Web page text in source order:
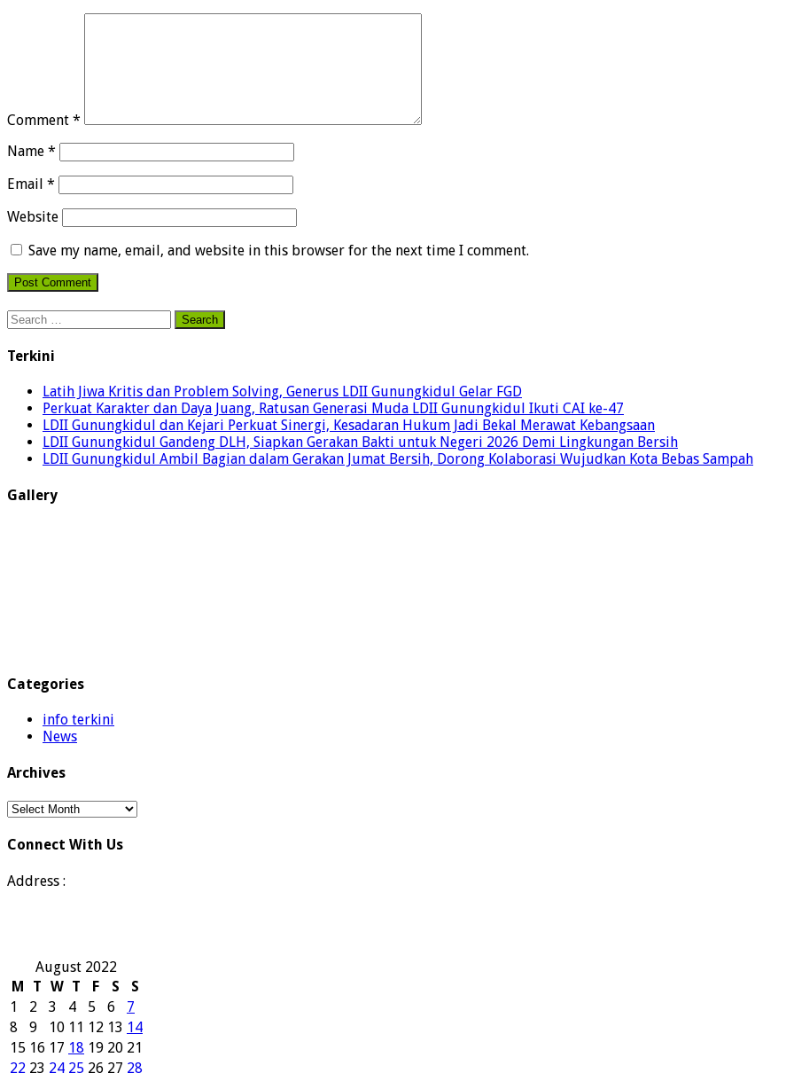
Comment *
Name *
Email *
Website
Save my name, email, and website in this browser for the next time I comment.
Search
for:
Terkini
Latih Jiwa Kritis dan Problem Solving, Generus LDII Gunungkidul Gelar FGD
Perkuat Karakter dan Daya Juang, Ratusan Generasi Muda LDII Gunungkidul Ikuti CAI ke-47
LDII Gunungkidul dan Kejari Perkuat Sinergi, Kesadaran Hukum Jadi Bekal Merawat Kebangsaan
LDII Gunungkidul Gandeng DLH, Siapkan Gerakan Bakti untuk Negeri 2026 Demi Lingkungan Bersih
LDII Gunungkidul Ambil Bagian dalam Gerakan Jumat Bersih, Dorong Kolaborasi Wujudkan Kota Bebas Sampah
Gallery
Categories
info terkini
News
Archives
Archives
Connect With Us
Address :
August 2022
M
T W T F S
S
1
2 3 4 5 6
7
8
9 10 11 12 13 14
15 16 17 18 19 20 21
22 23 24 25 26 27 28